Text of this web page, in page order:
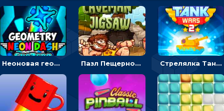
Неоновая геометрия: прыгай через препятствия и собирай шары Пазл Пещерного человека: сложи фрагменты и получи картинку Стрелялка Танковые войны: бить по танку врага, чтобы уничтожить зло